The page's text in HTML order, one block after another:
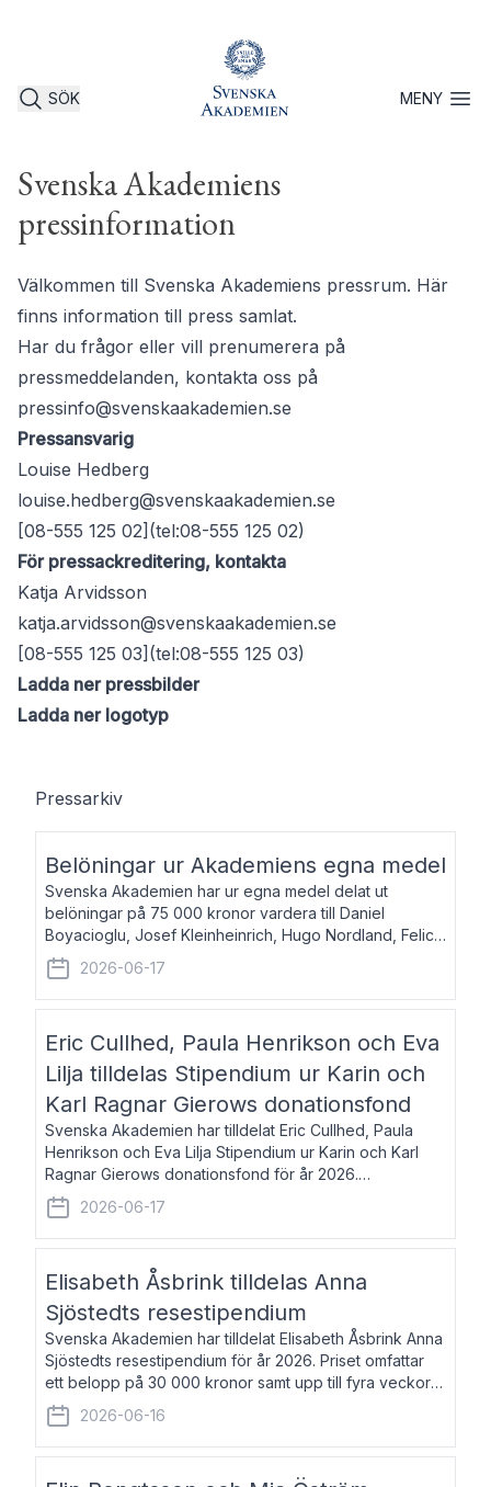
SÖK MENYÖppna
Svenska Akademiens
pressinformation
Välkommen till Svenska Akademiens pressrum. Här
finns information till press samlat.
Har du frågor eller vill prenumerera på
pressmeddelanden, kontakta oss på
pressinfo@svenskaakademien.se
Pressansvarig
Louise Hedberg
louise.hedberg@svenskaakademien.se
[08-555 125 02](tel:08-555 125 02)
För pressackreditering, kontakta
Katja Arvidsson
katja.arvidsson@svenskaakademien.se
[08-555 125 03](tel:08-555 125 03)
Ladda ner pressbilder
Ladda ner logotyp
Pressarkiv
Belöningar ur Akademiens egna medel
Svenska Akademien har ur egna medel delat ut
belöningar på 75 000 kronor vardera till Daniel
Boyacioglu, Josef Kleinheinrich, Hugo Nordland, Felicia
Stenroth och Svante Strandberg. Daniel Boyacioglu,
född 1981, är poet och scenartist. Josef
2026-06-17
Eric Cullhed, Paula Henrikson och Eva
Lilja tilldelas Stipendium ur Karin och
Karl Ragnar Gierows donationsfond
Svenska Akademien har tilldelat Eric Cullhed, Paula
Henrikson och Eva Lilja Stipendium ur Karin och Karl
Ragnar Gierows donationsfond för år 2026.
Stipendiebeloppet är på 70 000 kronor vardera. Eric
Cullhed, född 1985, är professor i grekis
2026-06-17
Elisabeth Åsbrink tilldelas Anna
Sjöstedts resestipendium
Svenska Akademien har tilldelat Elisabeth Åsbrink Anna
Sjöstedts resestipendium för år 2026. Priset omfattar
ett belopp på 30 000 kronor samt upp till fyra veckors
fri vistelse i Akademiens lägenhet i Berlin. Elisabeth
Åsbrink, född 1965 oc
2026-06-16